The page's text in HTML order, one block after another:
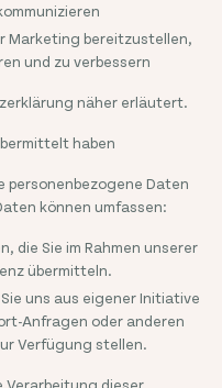
Marketing bereitzustellen,
und zu verbessern
näher erläutert.
haben
personenbezogene Daten
können umfassen:
die Sie im Rahmen unserer
übermitteln.
uns aus eigener Initiative
Anfragen oder anderen
Verfügung stellen.
Verarbeitung dieser